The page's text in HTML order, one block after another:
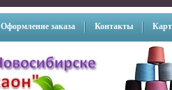
Оформление заказа Контакты